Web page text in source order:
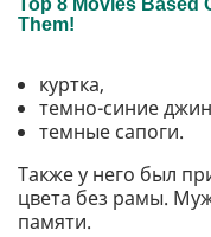
куртка,
темно-синие
темные сапоги.
Также у него был
цвета без рамы.
памяти.